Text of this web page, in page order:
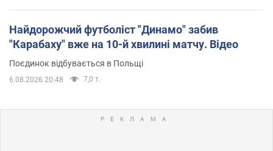
Найдорожчий футболіст "Динамо" забив
"Карабаху" вже на 10-й хвилині матчу. Відео
Поєдинок відбувається в Польщі
6.08.2026 20:48 7,0 т.